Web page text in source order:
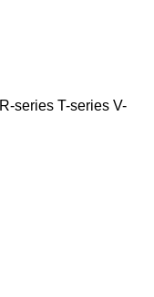
R-series T-series V-